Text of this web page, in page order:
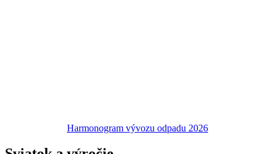
Harmonogram vývozu odpadu 2026